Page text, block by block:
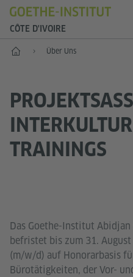
CÔTE D'IVOIRE
Start Über Uns
TRAININGS
Das Goethe-Institut
befristet bis zum 31.
(m/w/d) auf Honorarbasis
Bürotätigkeiten, der Vor-